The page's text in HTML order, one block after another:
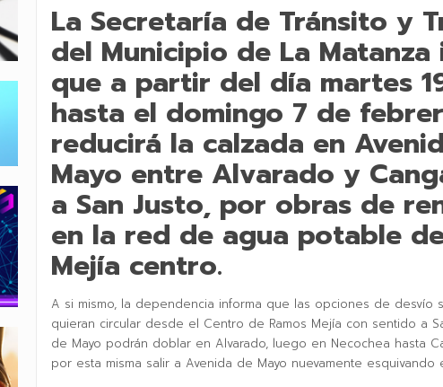
La Secretaría de Tránsito y
del Municipio de La
que a partir del día martes
hasta el domingo 7 de
reducirá la calzada en
Mayo entre Alvarado y
a San Justo, por obras de
en la red de agua potable
Mejía centro.
A si mismo, la dependencia informa que las opciones de desvío
quieran circular desde el Centro de Ramos Mejía con sentido a
de Mayo podrán doblar en Alvarado, luego en Necochea hasta
por esta misma salir a Avenida de Mayo nuevamente esquivando